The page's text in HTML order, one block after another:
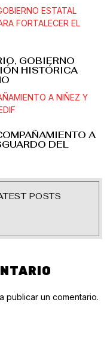
GOBIERNO
HISTÓRICA
A
DEL
POSTS
publicar un comentario.